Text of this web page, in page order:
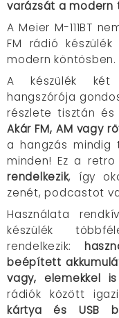
varázsát a modern
A Meier M-111BT
FM rádió
modern köntösben.
A készülék két
hangszórója
részlete tisztán és
Akár FM, AM vagy
a hangzás mindig
minden! Ez a
rendelkezik, így
zenét, podcastot
Használata
készülék
rendelkezik:
beépített
vagy, elemekkel
rádiók között
kártya és USB